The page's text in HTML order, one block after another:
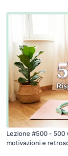
Lezione #500 - 500
motivazioni e